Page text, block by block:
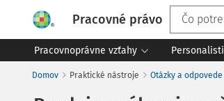
Pracovné právo
Pracovnoprávne vzťahy
Domov Praktické nástroje Otázky a odpovede